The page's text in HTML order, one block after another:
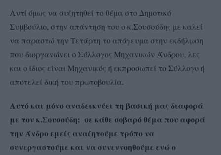
Αντί όμως να συζητηθεί το θέμα στο Δημοτικό
Συμβούλιο, στην απάντηση του ο κ.Σουσούδης με καλεί
να παραστώ την Τετάρτη το απόγευμα στην εκδήλωση
που διοργανώνει ο Σύλλογος Μηχανικών Άνδρου, λες
και ο ίδιος είναι Μηχανικός ή εκπροσωπεί το Σύλλογο ή
αποτελεί δική του πρωτοβουλία.
Αυτό και μόνο αναδεικνύει τη βασική μας διαφορά
με τον κ.Σουσούδη: σε κάθε σοβαρό θέμα που αφορά
την Άνδρο εμείς αναζητούμε τρόπο να
συνεργαστούμε και να συνεννοηθούμε ενώ ο